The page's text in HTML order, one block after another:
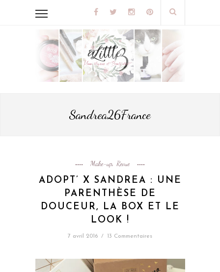
Sandrea26France
Make-up, Revue
ADOPT’ X SANDREA : UNE
PARENTHÈSE DE
DOUCEUR, LA BOX ET LE
LOOK !
7 avril 2016 / 13 Commentaires